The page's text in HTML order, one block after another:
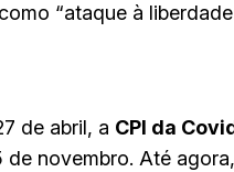
“ataque à
de abril, a CPI da
de novembro. Até